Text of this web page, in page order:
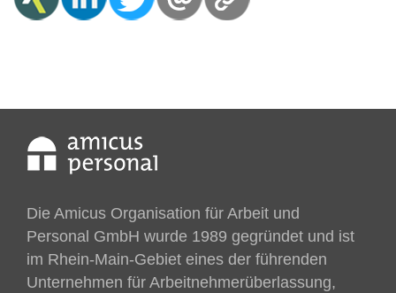
Die Amicus Organisation für Arbeit und
Personal GmbH wurde 1989 gegründet und ist
im Rhein-Main-Gebiet eines der führenden
Unternehmen für Arbeitnehmer­überlassung,